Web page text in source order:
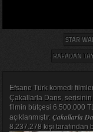
STAR
RAFADAN
Efsane Türk komedi
Çakallarla Dans,
filmin bütçesi 6.500.000
açıklanmıştır. Çakallarla
8.237.278 kişi tarafından